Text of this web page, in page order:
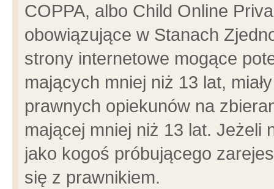
COPPA, albo Child Online
obowiązujące w Stanach
strony internetowe mogące
mających mniej niż 13 lat,
prawnych opiekunów na
mającej mniej niż 13 lat. Jeżeli
jako kogoś próbującego
się z prawnikiem.